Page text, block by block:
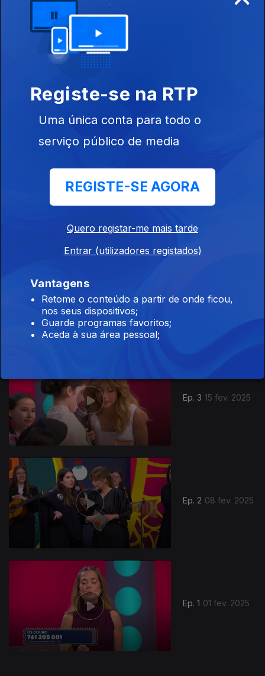
Ep. 6
Ep. 5
Ep. 4 22 fev. 2025
Ep. 3 15 fev. 2025
Ep. 2 08 fev. 2025
Ep. 1 01 fev. 2025
826915
Registe-se na RTP
Uma única conta para todo o
serviço público de media
REGISTE-SE AGORA
Quero registar-me mais tarde
Entrar (utilizadores registados)
Vantagens
Retome o conteúdo a partir de onde ficou,
nos seus dispositivos;
Guarde programas favoritos;
Aceda à sua área pessoal;